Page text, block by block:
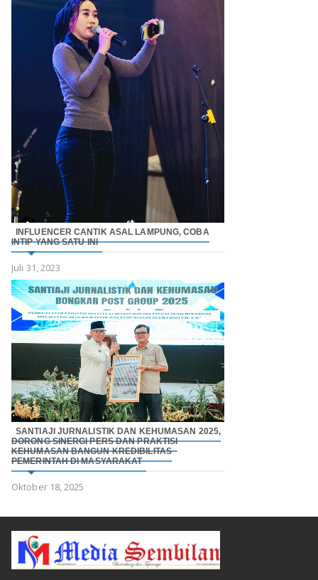
INFLUENCER CANTIK ASAL LAMPUNG, COBA
INTIP YANG SATU INI
Juli 31, 2023
SANTIAJI JURNALISTIK DAN KEHUMASAN 2025,
DORONG SINERGI PERS DAN PRAKTISI
KEHUMASAN BANGUN KREDIBILITAS
PEMERINTAH DI MASYARAKAT
Oktober 18, 2025